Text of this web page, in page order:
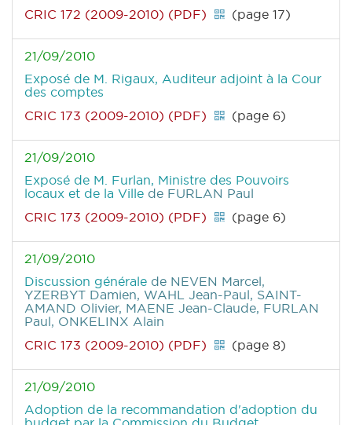
CRIC 172 (2009-2010) (PDF) (page 17)
21/09/2010
Exposé de M. Rigaux, Auditeur adjoint à la Cour
des comptes
CRIC 173 (2009-2010) (PDF)
(page 6)
21/09/2010
Exposé de M. Furlan, Ministre des Pouvoirs
locaux et de la Ville de FURLAN Paul
CRIC 173 (2009-2010) (PDF)
(page 6)
21/09/2010
Discussion générale de NEVEN Marcel,
YZERBYT Damien, WAHL Jean-Paul, SAINT-
AMAND Olivier, MAENE Jean-Claude, FURLAN
Paul, ONKELINX Alain
CRIC 173 (2009-2010) (PDF)
(page 8)
21/09/2010
Adoption de la recommandation d'adoption du